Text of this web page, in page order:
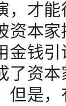
，才
资本
金钱
了资
但是